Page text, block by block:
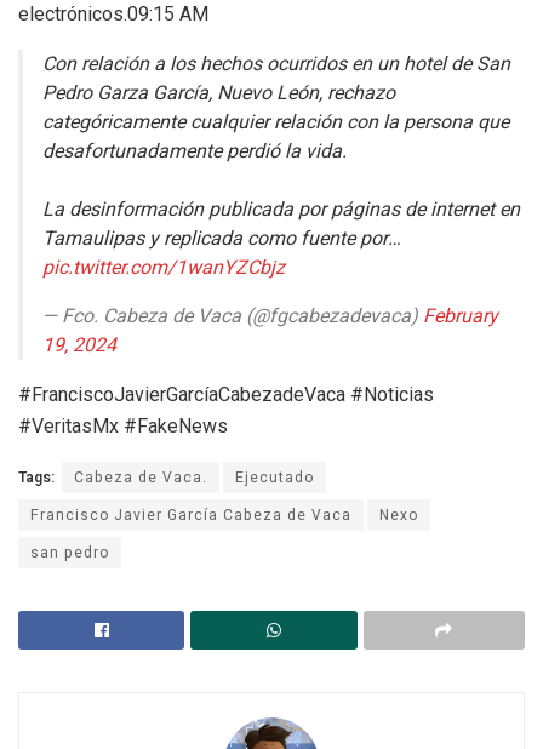
electrónicos.09:15 AM
Con relación a los hechos ocurridos en un hotel de San
Pedro Garza García, Nuevo León, rechazo
categóricamente cualquier relación con la persona que
desafortunadamente perdió la vida.
La desinformación publicada por páginas de internet en
Tamaulipas y replicada como fuente por…
pic.twitter.com/1wanYZCbjz
— Fco. Cabeza de Vaca (@fgcabezadevaca) February
19, 2024
#FranciscoJavierGarcíaCabezadeVaca #Noticias
#VeritasMx #FakeNews
Tags: Cabeza de Vaca.
Ejecutado
Francisco Javier García Cabeza de Vaca
Nexo
san pedro